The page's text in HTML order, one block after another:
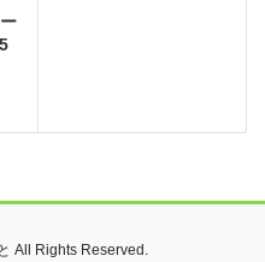
All Rights Reserved.